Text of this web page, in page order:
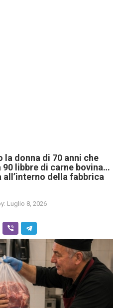
donna di 70 anni che
libbre di carne bovina…
all’interno della fabbrica
Luglio 8, 2026